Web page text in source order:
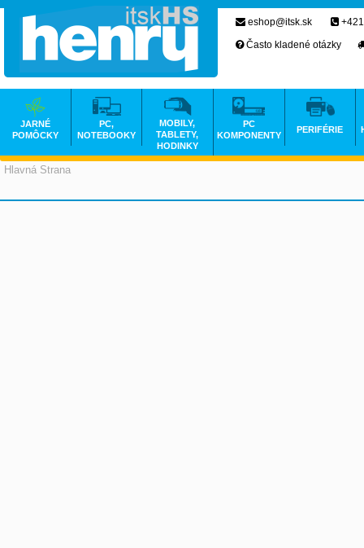
Hlavná Strana
eshop@itsk.sk
Často kladené otázky
JARNÉ
POMÔCKY
PC,
NOTEBOOKY
MOBILY,
TABLETY,
HODINKY
PC
KOMPONENTY
PERIFÉRIE